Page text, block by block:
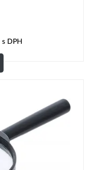
s DPH